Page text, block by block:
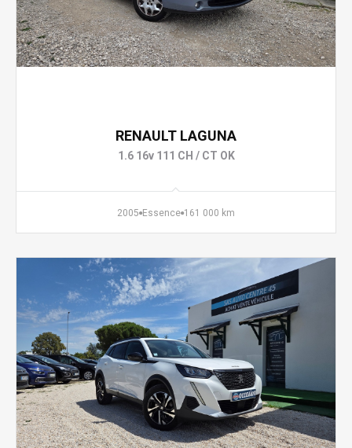
RENAULT LAGUNA
1.6 16v 111 CH / CT OK
2005 Essence 161 000 km